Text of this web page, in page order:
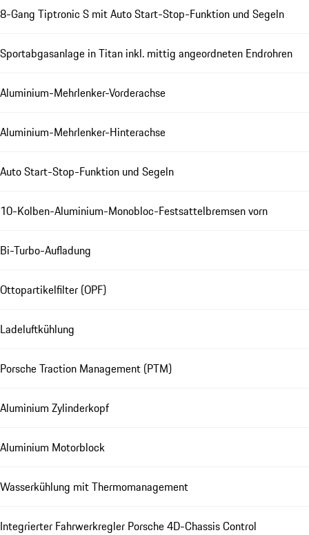
8-Gang Tiptronic S mit Auto Start-Stop-Funktion und Segeln
Sportabgasanlage in Titan inkl. mittig angeordneten Endrohren
Aluminium-Mehrlenker-Vorderachse
Aluminium-Mehrlenker-Hinterachse
Auto Start-Stop-Funktion und Segeln
10-Kolben-Aluminium-Monobloc-Festsattelbremsen vorn
Bi-Turbo-Aufladung
Ottopartikelfilter (OPF)
Ladeluftkühlung
Porsche Traction Management (PTM)
Aluminium Zylinderkopf
Aluminium Motorblock
Wasserkühlung mit Thermomanagement
Integrierter Fahrwerkregler Porsche 4D-Chassis Control